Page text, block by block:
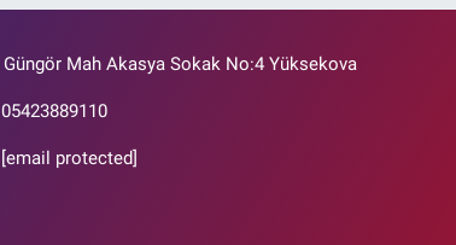
Güngör Mah Akasya Sokak No:4 Yüksekova
05423889110
[email protected]